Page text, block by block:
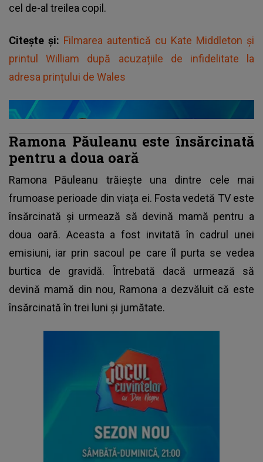
cel de-al treilea copil.
Citește și: Filmarea autentică cu Kate Middleton și
printul William după acuzațiile de infidelitate la
adresa prințului de Wales
Ramona Păuleanu este însărcinată
pentru a doua oară
Ramona Păuleanu trăiește una dintre cele mai
frumoase perioade din viața ei. Fosta vedetă TV este
însărcinată și urmează să devină mamă pentru a
doua oară. Aceasta a fost invitată în cadrul unei
emisiuni, iar prin sacoul pe care îl purta se vedea
burtica de gravidă. Întrebată dacă urmează să
devină mamă din nou, Ramona a dezvăluit că este
însărcinată în trei luni și jumătate.